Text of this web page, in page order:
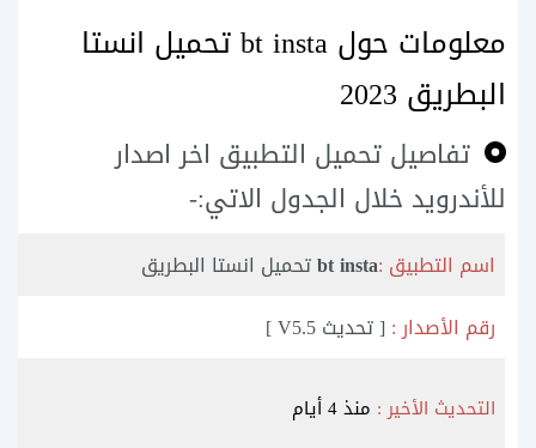
معلومات حول bt insta تحميل انستا
البطريق 2023
تفاصيل تحميل التطبيق اخر اصدار
للأندرويد خلال الجدول الاتي:-
اسم التطبيق :bt instaتحميل انستا البطريق
رقم الأصدار :[ تحديث V5.5 ]
التحديث الأخير : منذ 4 أيام